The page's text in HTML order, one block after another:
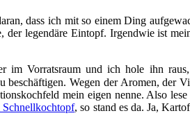
dass ich mit so einem Ding
legendäre Eintopf. Irgendwie ist
Vorratsraum und ich hole ihn
beschäftigen. Wegen der Aromen,
mein eigen nenne. Also
Schnellkochtopf, so stand es da. Ja,